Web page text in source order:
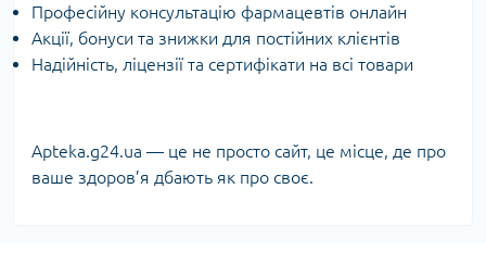
Професійну консультацію фармацевтів онлайн
Акції, бонуси та знижки для постійних клієнтів
Надійність, ліцензії та сертифікати на всі товари
Apteka.g24.ua — це не просто сайт, це місце, де про
ваше здоров’я дбають як про своє.